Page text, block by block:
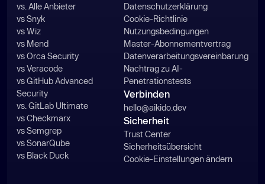
vs. Alle Anbieter
vs Snyk
vs Wiz
vs Mend
vs Orca Security
vs Veracode
vs GitHub Advanced
Security
vs. GitLab Ultimate
vs Checkmarx
vs Semgrep
vs SonarQube
vs Black Duck
Datenschutzerklärung
Cookie-Richtlinie
Nutzungsbedingungen
Master-Abonnementvertrag
Datenverarbeitungsvereinbarung
Nachtrag zu AI-
Penetrationstests
Verbinden
hello@aikido.dev
Sicherheit
Trust Center
Sicherheitsübersicht
Cookie-Einstellungen ändern